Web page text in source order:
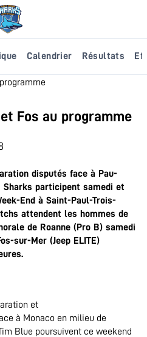
Calendrier Résultats
Fos au programme
disputés face à Pau-
Sharks participent samedi et
End à Saint-Paul-Trois-
attendent les hommes de
de Roanne (Pro B) samedi
sur-Mer (Jeep ELITE)
et
à Monaco en milieu de
Blue poursuivent ce weekend